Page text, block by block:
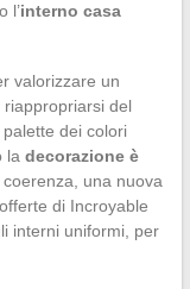
l’interno casa
valorizzare un
del
dei colori
la decorazione è
una nuova
di Incroyable
interni uniformi, per